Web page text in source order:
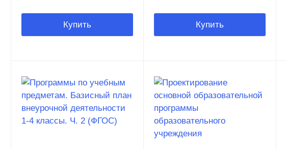
Купить Купить